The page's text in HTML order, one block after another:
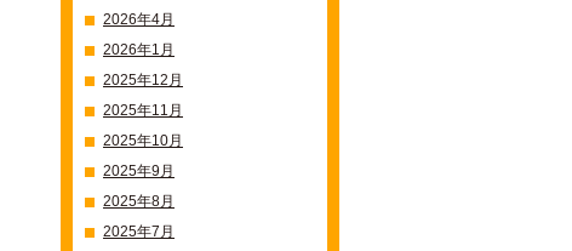
2026年4月
2026年1月
2025年12月
2025年11月
2025年10月
2025年9月
2025年8月
2025年7月